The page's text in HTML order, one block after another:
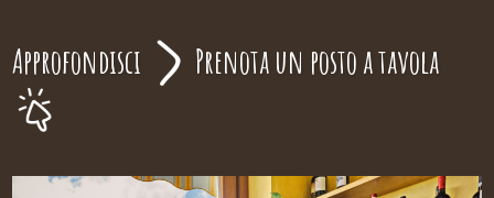
Approfondisci Prenota un posto a tavola